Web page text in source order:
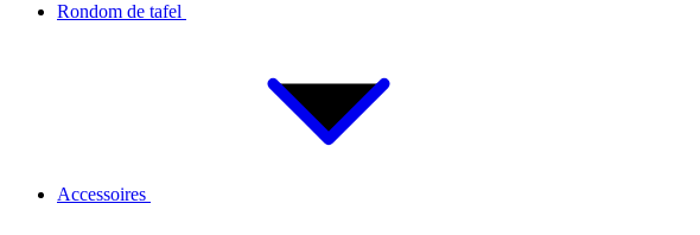
Rondom de tafel
Accessoires